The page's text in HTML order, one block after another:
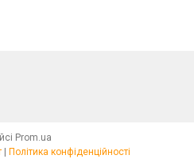
Prom.ua
| Політика конфіденційності